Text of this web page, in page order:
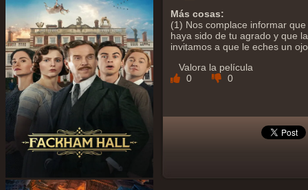
Más cosas:
(1) Nos complace informar
haya sido de tu agrado y que
invitamos a que le eches un
Valora la película
0
0